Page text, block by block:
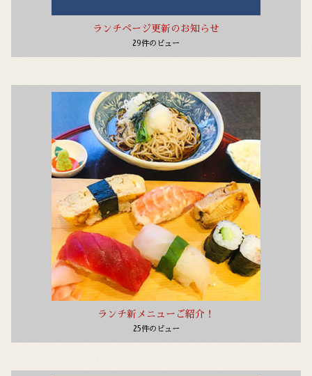
ランチページ更新のお知らせ
29件のビュー
ランチ新メニューご紹介！
25件のビュー